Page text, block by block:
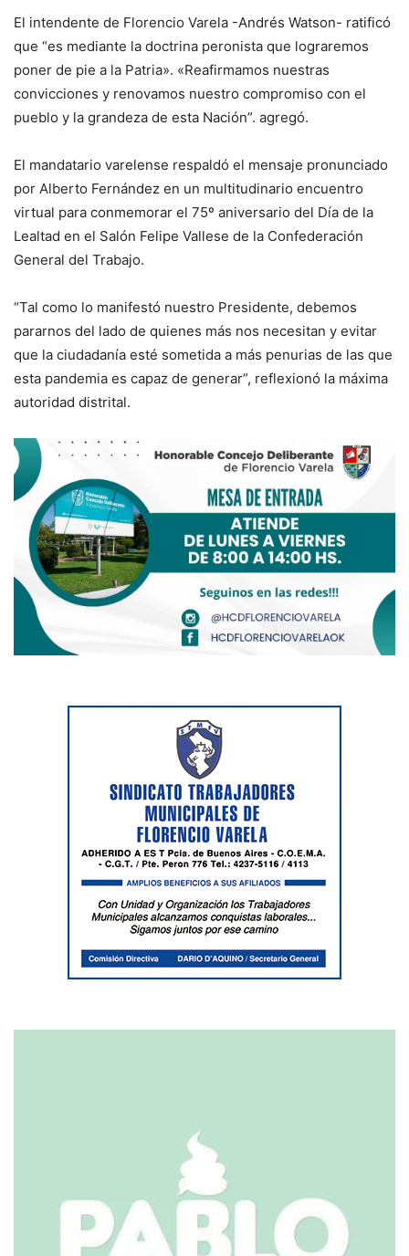
El intendente de Florencio Varela -Andrés Watson- ratificó
que “es mediante la doctrina peronista que lograremos
poner de pie a la Patria». «Reafirmamos nuestras
convicciones y renovamos nuestro compromiso con el
pueblo y la grandeza de esta Nación”. agregó.
El mandatario varelense respaldó el mensaje pronunciado
por Alberto Fernández en un multitudinario encuentro
virtual para conmemorar el 75º aniversario del Día de la
Lealtad en el Salón Felipe Vallese de la Confederación
General del Trabajo.
“Tal como lo manifestó nuestro Presidente, debemos
pararnos del lado de quienes más nos necesitan y evitar
que la ciudadanía esté sometida a más penurias de las que
esta pandemia es capaz de generar”, reflexionó la máxima
autoridad distrital.